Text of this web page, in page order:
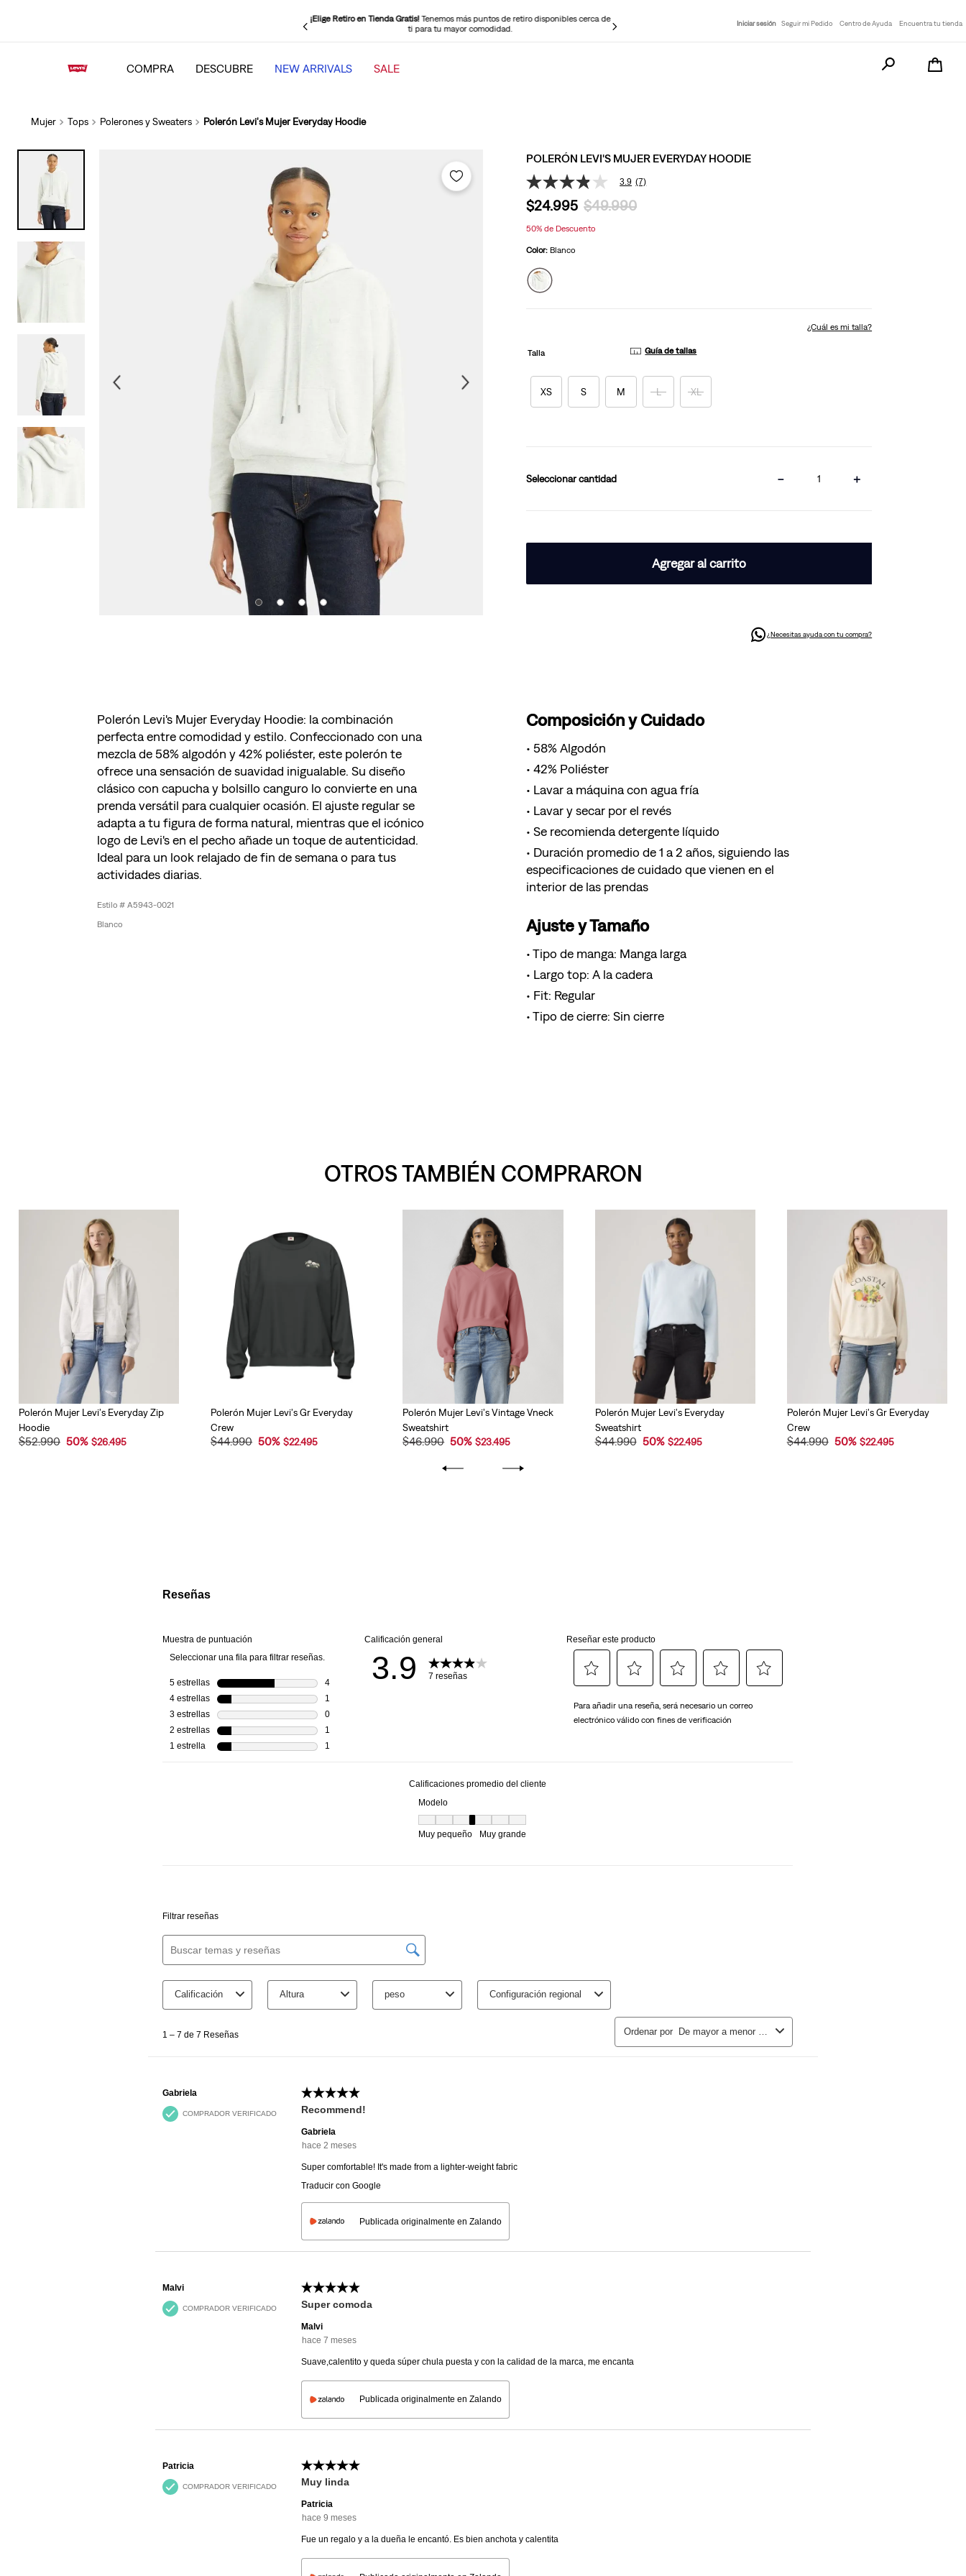
¡Elige Retiro en Tienda Gratis!Tenemos más puntos de retiro disponibles cerca de
ti para tu mayor comodidad.
Iniciar sesión Seguir mi Pedido Centro de Ayuda Encuentra tu tienda
COMPRA DESCUBRE NEW ARRIVALS SALE
Busca tu producto
Mujer Tops Polerones y Sweaters Polerón Levi's Mujer Everyday Hoodie
POLERÓN LEVI'S MUJER EVERYDAY HOODIE
3.9
de
5
valor
medio
de
valoración.
Read
7
misma
página.
3.9 (7)
$24.995 $49.990
50% de Descuento
Color: Blanco
¿Cuál es mi talla?
Guía de tallas
Talla
XS S M L XL
cantidad ＋
－
Agregar al carrito
¿Necesitas ayuda con tu compra?
Polerón Levi's Mujer Everyday Hoodie: la combinación
perfecta entre comodidad y estilo. Confeccionado con una
mezcla de 58% algodón y 42% poliéster, este polerón te
ofrece una sensación de suavidad inigualable. Su diseño
clásico con capucha y bolsillo canguro lo convierte en una
prenda versátil para cualquier ocasión. El ajuste regular se
adapta a tu figura de forma natural, mientras que el icónico
logo de Levi's en el pecho añade un toque de autenticidad.
Ideal para un look relajado de fin de semana o para tus
actividades diarias.
A5943-0021
Blanco
Composición y Cuidado
58% Algodón
42% Poliéster
Lavar a máquina con agua fría
Lavar y secar por el revés
Se recomienda detergente líquido
Duración promedio de 1 a 2 años, siguiendo las
especificaciones de cuidado que vienen en el
interior de las prendas
Ajuste y Tamaño
Tipo de manga: Manga larga
Largo top: A la cadera
Fit: Regular
Tipo de cierre: Sin cierre
OTROS TAMBIÉN COMPRARON
Polerón Mujer Levi's Everyday Zip
Hoodie
$52.990 50% $26.495
Polerón Mujer Levi's Gr Everyday
Crew
$44.990 50% $22.495
Polerón Mujer Levi's Vintage Vneck
Sweatshirt
$46.990 50% $23.495
Polerón Mujer Levi's Everyday
Sweatshirt
$44.990 50% $22.495
Polerón Mujer Levi's Gr Everyday
Crew
$44.990 50% $22.495
jeans mujer
511 hombre